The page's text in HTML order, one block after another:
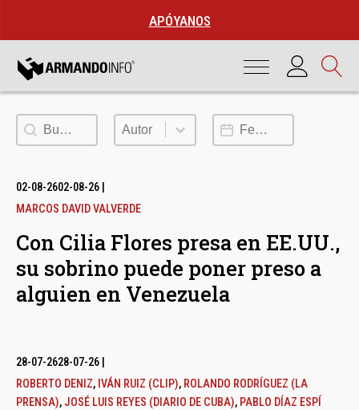
APÓYANOS
Buscar Autor
Autor Fecha de publicación
02-08-2602-08-26
MARCOS DAVID VALVERDE
Con Cilia Flores presa en EE.UU.,
su sobrino puede poner preso a
alguien en Venezuela
28-07-2628-07-26
ROBERTO DENIZ, IVÁN RUIZ (CLIP), ROLANDO RODRÍGUEZ (LA
PRENSA), JOSÉ LUIS REYES (DIARIO DE CUBA), PABLO DÍAZ ESPÍ